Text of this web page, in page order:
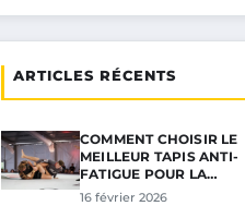
ARTICLES RÉCENTS
COMMENT CHOISIR LE
MEILLEUR TAPIS ANTI-
FATIGUE POUR LA…
16 février 2026